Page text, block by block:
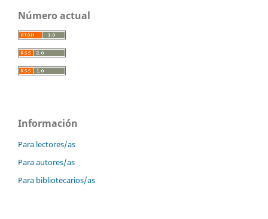
Número actual
Información
Para lectores/as
Para autores/as
Para bibliotecarios/as